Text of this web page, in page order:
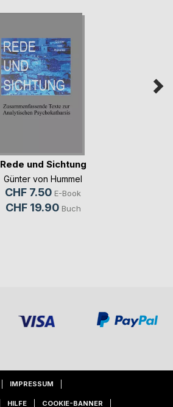
Rede und Sichtung
Günter von Hummel
CHF 7.50 E-Book
CHF 19.90 Buch
IMPRESSUM
HILFE COOKIE-BANNER